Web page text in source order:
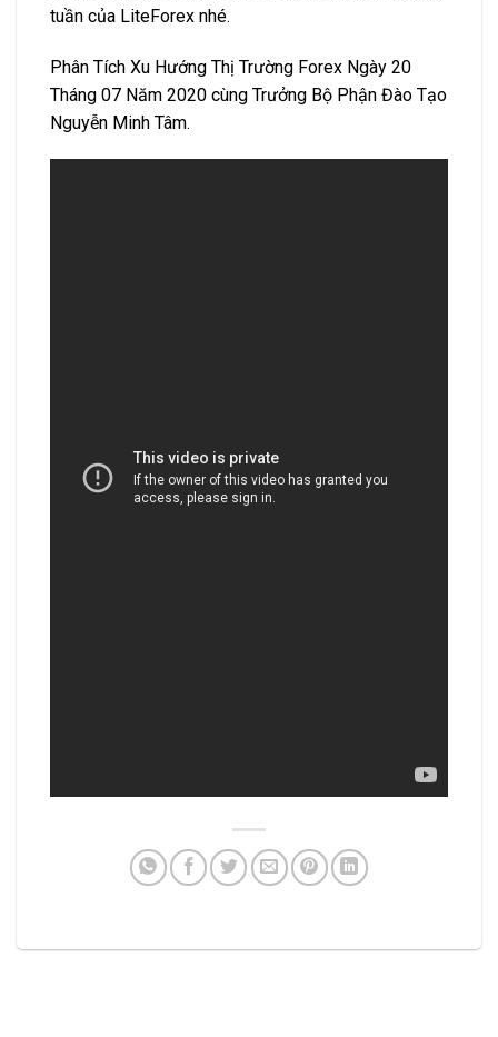
tuần của LiteForex nhé.
Phân Tích Xu Hướng Thị Trường Forex Ngày 20
Tháng 07 Năm 2020 cùng Trưởng Bộ Phận Đào Tạo
Nguyễn Minh Tâm.